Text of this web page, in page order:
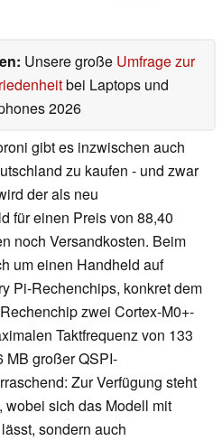
Unsere große Umfrage zur
bei Laptops und
2026
gibt es inzwischen auch
zu kaufen - und zwar
der als neu
für einen Preis von 88,40
noch Versandkosten. Beim
um einen Handheld auf
Pi-Rechenchips, konkret dem
zwei Cortex-M0+-
Taktfrequenz von 133
MB großer QSPI-
Zur Verfügung steht
sich das Modell mit
sondern auch